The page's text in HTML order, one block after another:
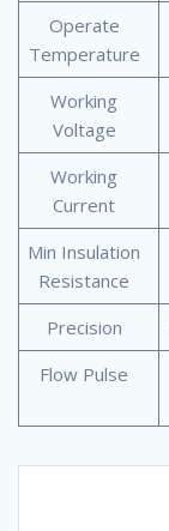
Operate
Temperature
Working
Voltage
Working
Current
Min Insulation
Resistance
Precision
Flow Pulse